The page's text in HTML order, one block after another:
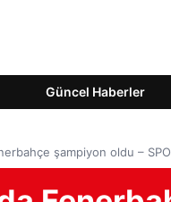
Güncel Haberler
şampiyon oldu –